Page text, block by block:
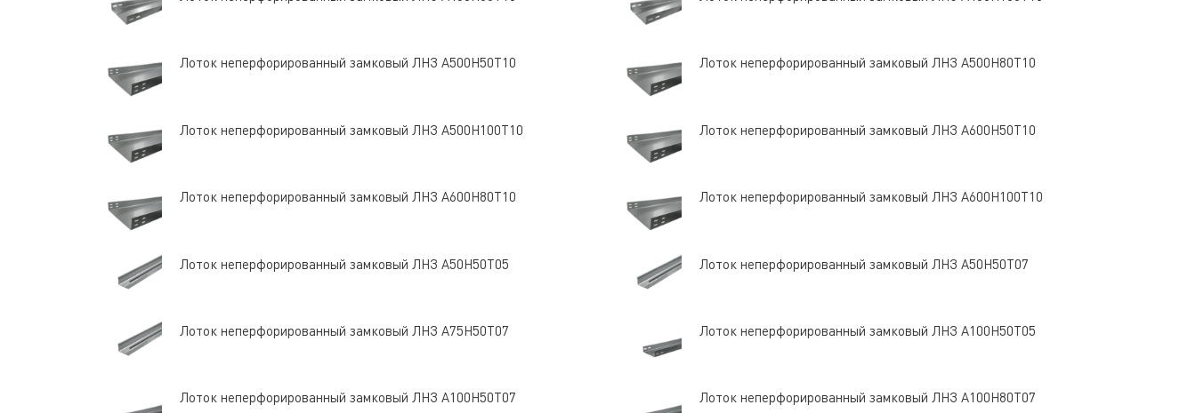
Лоток неперфорированный замковый ЛНЗ A500Н50Т10 Лоток неперфорированный замковый ЛНЗ A500Н80Т10
Лоток неперфорированный замковый ЛНЗ A500Н100Т10 Лоток неперфорированный замковый ЛНЗ A600Н50Т10
Лоток неперфорированный замковый ЛНЗ A600Н80Т10 Лоток неперфорированный замковый ЛНЗ A600Н100Т10
Лоток неперфорированный замковый ЛНЗ A50Н50Т05 Лоток неперфорированный замковый ЛНЗ A50Н50Т07
Лоток неперфорированный замковый ЛНЗ A75Н50Т07 Лоток неперфорированный замковый ЛНЗ A100Н50Т05
Лоток неперфорированный замковый ЛНЗ A100Н50Т07 Лоток неперфорированный замковый ЛНЗ A100Н80Т07